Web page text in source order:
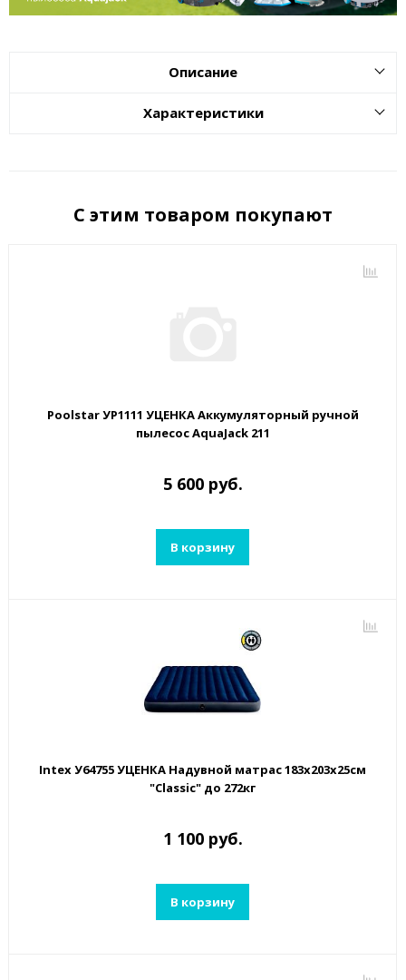
Описание
Характеристики
С этим товаром покупают
Poolstar УP1111 УЦЕНКА Аккумуляторный ручной
пылесос AquaJack 211
5 600 руб.
В корзину
Intex У64755 УЦЕНКА Надувной матрас 183х203х25см
"Classic" до 272кг
1 100 руб.
В корзину